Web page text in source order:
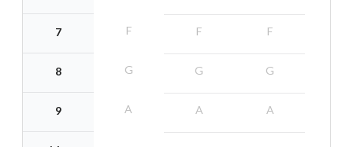
7
8
9
F
G
A
F
G
A
F
G
A